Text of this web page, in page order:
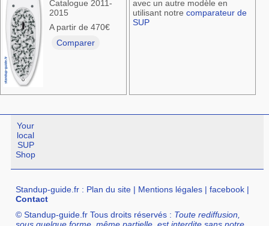
Catalogue 2011-
2015
A partir de 470€
Comparer
avec un autre modèle en
utilisant notre comparateur de
SUP
Your
local
SUP
Shop
Standup-guide.fr : Plan du site | Mentions légales |facebook |
Contact
© Standup-guide.fr Tous droits réservés : Toute rediffusion,
sous quelque forme, même partielle, est interdite sans notre